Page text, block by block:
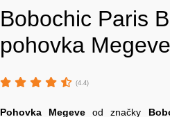
Bobochic Paris
pohovka
(4.4)
Pohovka Megeveod značky